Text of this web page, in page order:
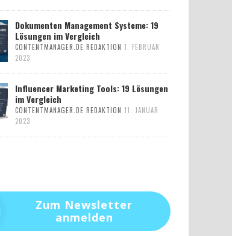
Dokumenten Management Systeme: 19
Lösungen im Vergleich
CONTENTMANAGER.DE REDAKTION 1. FEBRUAR
2023
Influencer Marketing Tools: 19 Lösungen
im Vergleich
CONTENTMANAGER.DE REDAKTION 11. JANUAR
2023
Zum Newsletter
anmelden